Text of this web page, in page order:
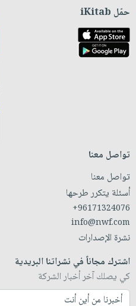
حمّل iKitab
تواصل معنا
تواصل معنا
أسئلة يتكرر طرحها
+96171324076
info@nwf.com
نشرة الإصدارات
اشترك مجاناً في نشراتنا البريدية
كي يصلك آخر أخبار الشركة